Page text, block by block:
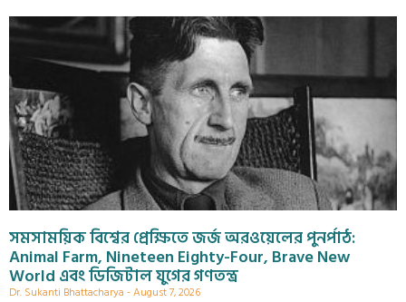
সমসাময়িক বিশ্বের প্রেক্ষিতে জর্জ অরওয়েলের পুনর্পাঠ:
Animal Farm, Nineteen Eighty-Four, Brave New
World এবং ডিজিটাল যুগের গণতন্ত্র
Dr. Sukanti Bhattacharya August 7, 2026